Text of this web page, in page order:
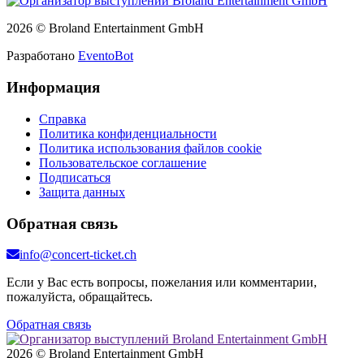
2026 © Broland Entertainment GmbH
Разработано EventoBot
Информация
Справка
Политика конфиденциальности
Политика использования файлов cookie
Пользовательское соглашение
Подписаться
Защита данных
Обратная связь
info@concert-ticket.ch
Если у Вас есть вопросы, пожелания или комментарии,
пожалуйста, обращайтесь.
Обратная связь
2026 © Broland Entertainment GmbH